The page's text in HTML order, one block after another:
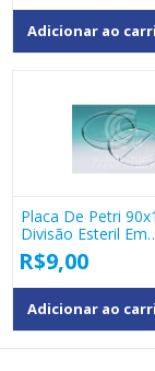
Adicionar ao
Placa De Petri
Divisão Esteril Em
Poliestireno 18144
R$9,00
Adicionar ao